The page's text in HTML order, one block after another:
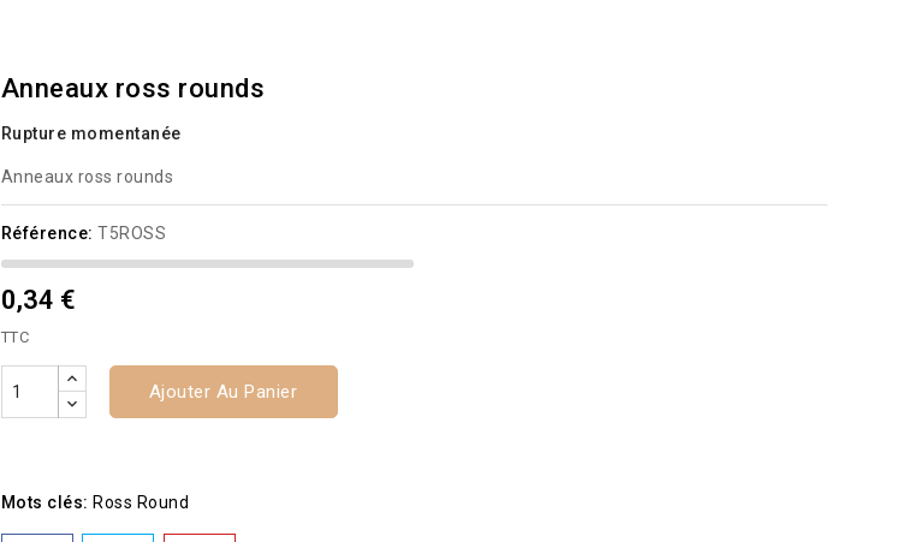
Anneaux ross rounds
Rupture momentanée
Anneaux ross rounds
Référence: T5ROSS
0,34 €
TTC
Ajouter Au Panier
Mots clés: Ross Round